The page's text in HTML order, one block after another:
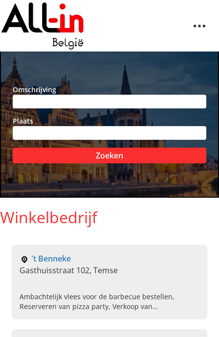
Omschrijving
Plaats
Zoeken
Winkelbedrijf
't Benneke
Gasthuisstraat 102, Temse
Ambachtelijk vlees voor de barbecue bestellen,
Reserveren van pizza party, Verkoop van